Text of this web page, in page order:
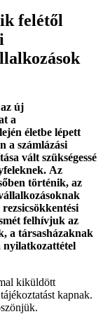
felétől
új
a
életbe lépett
a számlázási
vált szükségessé
Az
történik, az
felhívjuk az
a társasházaknak
nyilatkozattétel
kiküldött
kapnak.